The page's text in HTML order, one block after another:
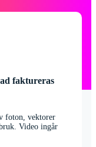
faktureras
foton, vektorer
Video ingår